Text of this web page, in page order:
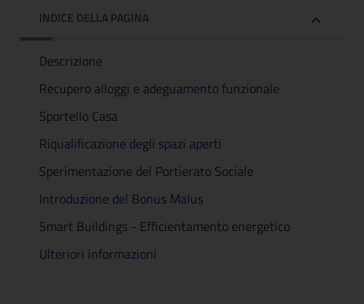
INDICE DELLA PAGINA
Descrizione
Recupero alloggi e adeguamento funzionale
Sportello Casa
Riqualificazione degli spazi aperti
Sperimentazione del Portierato Sociale
Introduzione del Bonus Malus
Smart Buildings - Efficientamento energetico
Ulteriori informazioni